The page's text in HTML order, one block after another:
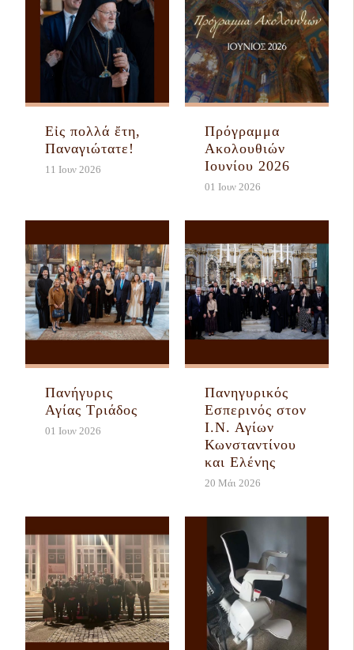
Εἰς πολλά ἔτη,
Παναγιώτατε!
11 Ιουν 2026
Πρόγραμμα
Ακολουθιών
Ιουνίου 2026
01 Ιουν 2026
Πανήγυρις
Αγίας Τριάδος
01 Ιουν 2026
Πανηγυρικός
Εσπερινός στον
Ι.Ν. Αγίων
Κωνσταντίνου
και Ελένης
20 Μάι 2026